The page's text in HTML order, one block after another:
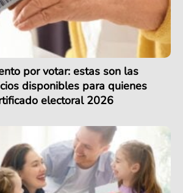
por votar: estas son las
disponibles para quienes
electoral 2026